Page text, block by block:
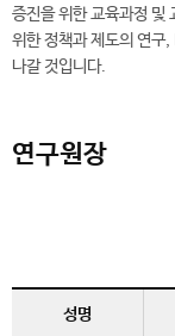
증진을 위한 교육과정 및
위한 정책과 제도의 연구
나갈 것입니다.
연구원장
성명